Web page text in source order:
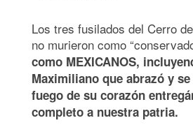
Los tres fusilados del Cerro
no murieron como
como MEXICANOS,
Maximiliano que abrazó y
fuego de su corazón
completo a nuestra patria.